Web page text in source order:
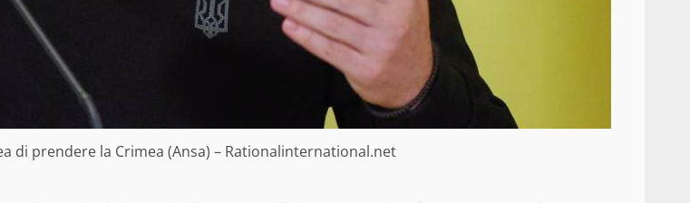
di prendere la Crimea (Ansa) – Rationalinternational.net